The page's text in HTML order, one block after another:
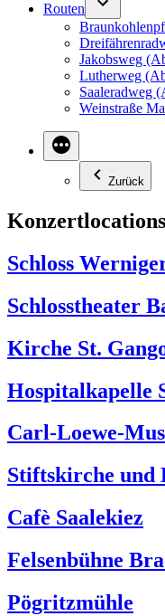
Routen
Jakobsweg
Lutherweg
Saaleradweg
Weinstraße
Zurück
Konzertlocations
Schloss
Schlosstheater
Kirche St.
Hospitalkapelle
Carl-Loewe-
Stiftskirche und
Cafè Saalekiez
Felsenbühne
Pögritzmühle